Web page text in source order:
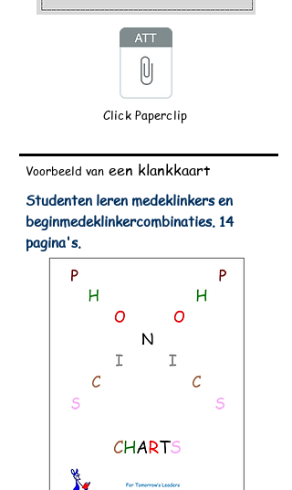
Click Paperclip
Voorbeeld van een klankkaart
Studenten leren medeklinkers en
beginmedeklinkercombinaties. 14
pagina's.